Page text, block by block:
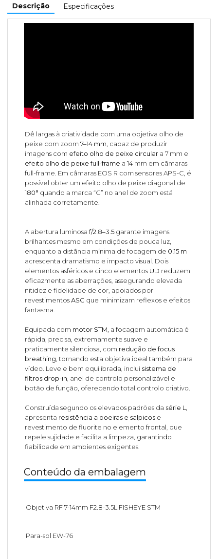
Descrição Especificações
Dê largas à criatividade com uma objetiva olho de
peixe com zoom7–14 mm , capaz de produzir
imagens com efeito olho de peixe circular a 7 mm e
efeito olho de peixe full-frame a 14 mm em câmaras
full-frame. Em câmaras EOS R com sensores APS-C, é
possível obter um efeito olho de peixe diagonal de
180° quando a marca “C” no anel de zoom está
alinhada corretamente.
A abertura luminosaf/2.8–3.5 garante imagens
brilhantes mesmo em condições de pouca luz,
enquanto a distância mínima de focagem de 0,15 m
acrescenta dramatismo e impacto visual. Dois
elementos asféricos e cinco elementos UD reduzem
eficazmente as aberrações, assegurando elevada
nitidez e fidelidade de cor, apoiados por
revestimentosASC que minimizam reflexos e efeitos
fantasma.
Equipada com motor STM , a focagem automática é
rápida, precisa, extremamente suave e
praticamente silenciosa, com redução de focus
breathing , tornando esta objetiva ideal também para
vídeo. Leve e bem equilibrada, inclui sistema de
filtros drop-in , anel de controlo personalizável e
botão de função, oferecendo total controlo criativo.
Construída segundo os elevados padrões da série L
apresenta resistência a poeiras e salpicos e
revestimento de fluorite no elemento frontal, que
repele sujidade e facilita a limpeza, garantindo
fiabilidade em ambientes exigentes.
Conteúdo da embalagem
Objetiva RF 7-14mm F2.8-3.5L FISHEYE STM
Para-sol EW-76